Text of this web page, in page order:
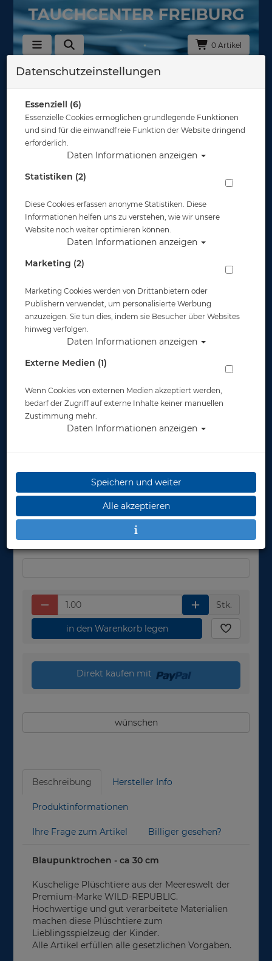
0 Artikel
Zurück
Plüschtier von Wild Republic -
Blaupunktrochen - 30cm
Artikelnr.: base-1250
22,90 €*
Lieferbar
Stk.
in den Warenkorb legen
Direkt kaufen mit
wünschen
Beschreibung Hersteller Info
Produktinformationen
Ihre Frage zum Artikel Billiger gesehen?
Blaupunktrochen - ca 30 cm
Kuschelige Plüschtiere aus der Meereswelt der
Premium-Marke WILD-REPUBLIC.
Hochwertige und gut verarbeitete Materialien
machen diese Plüschtiere zum
Lieblingsspielzeug der Kinder.
Alle Artikel erfüllen alle gesetzlichen Vorgaben.
Datenschutzeinstellungen
Essenziell (6)
Essenzielle Cookies ermöglichen grundlegende Funktionen
und sind für die einwandfreie Funktion der Website dringend
erforderlich.
Daten Informationen anzeigen
Statistiken (2)
Diese Cookies erfassen anonyme Statistiken. Diese
Informationen helfen uns zu verstehen, wie wir unsere
Website noch weiter optimieren können.
Daten Informationen anzeigen
Marketing (2)
Marketing Cookies werden von Drittanbietern oder
Publishern verwendet, um personalisierte Werbung
anzuzeigen. Sie tun dies, indem sie Besucher über Websites
hinweg verfolgen.
Daten Informationen anzeigen
Externe Medien (1)
Wenn Cookies von externen Medien akzeptiert werden,
bedarf der Zugriff auf externe Inhalte keiner manuellen
Zustimmung mehr.
Daten Informationen anzeigen
Speichern und weiter
Alle akzeptieren